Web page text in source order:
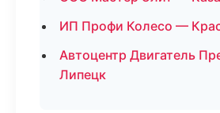
ИП Профи Колесо —
Автоцентр Двигатель
Липецк